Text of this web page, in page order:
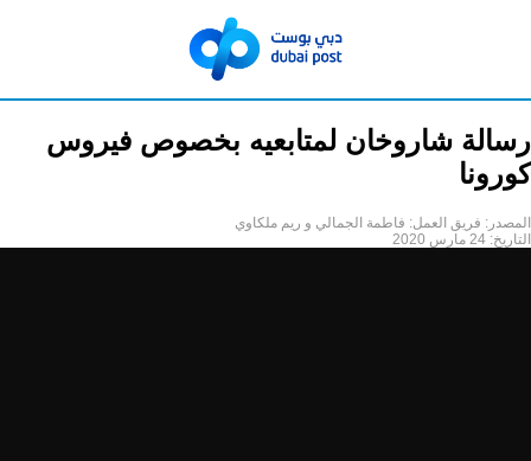
رسالة شاروخان لمتابعيه بخصوص فيروس
كورونا
المصدر: فريق العمل: فاطمة الجمالي و ريم ملكاوي
التاريخ: 24 مارس 2020